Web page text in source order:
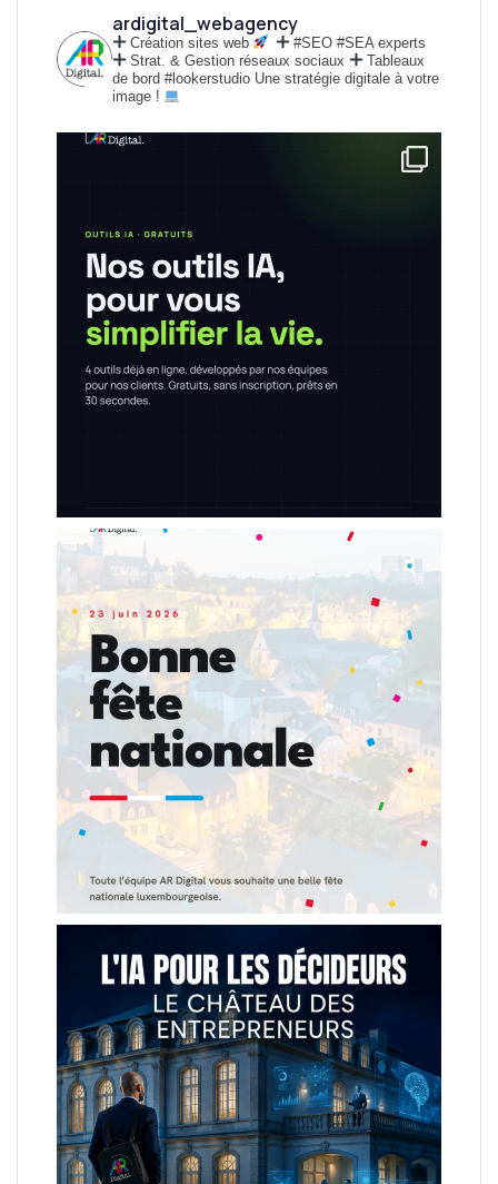
ardigital_webagency
Création sites web
#SEO #SEA experts
Strat. & Gestion réseaux sociaux
Tableaux
de bord #lookerstudio Une stratégie digitale à votre
image !